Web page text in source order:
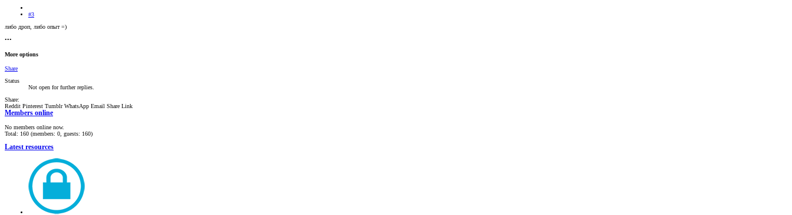
#3
либо дроп, либо опыт =)
•••
More options
Share
Status
Not open for further replies.
Share:
Reddit Pinterest Tumblr WhatsApp Email Share Link
Members online
No members online now.
Total: 160 (members: 0, guests: 160)
Latest resources